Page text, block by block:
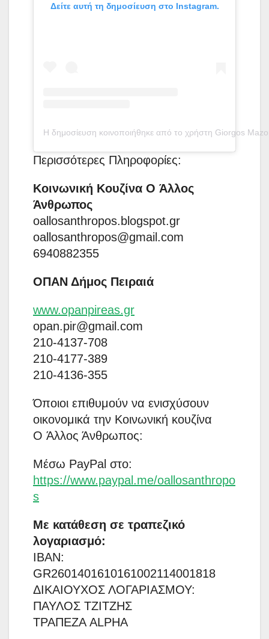
Δείτε αυτή τη δημοσίευση στο Instagram.
Η δημοσίευση κοινοποιήθηκε από το χρήστη Giorgos
Περισσότερες Πληροφορίες:
Κοινωνική Κουζίνα O Άλλος
Άνθρωπος
oallosanthropos.blogspot.gr
oallosanthropos@gmail.com
6940882355
ΟΠΑΝ Δήμος Πειραιά
www.opanpireas.gr
opan.pir@gmail.com
210-4137-708
210-4177-389
210-4136-355
Όποιοι επιθυμούν να ενισχύσουν
οικονομικά την Κοινωνική κουζίνα
O Άλλος Άνθρωπος:
Μέσω PayPal στο:
https://www.paypal.me/oallosanthropo
s
Με κατάθεση σε τραπεζικό
λογαριασμό:
IBAN:
GR2601401610161002114001818
ΔΙΚΑΙΟΥΧΟΣ ΛΟΓΑΡΙΑΣΜΟΥ:
ΠΑΥΛΟΣ ΤΖΙΤΖΗΣ
ΤΡΑΠΕΖΑ ALPHA